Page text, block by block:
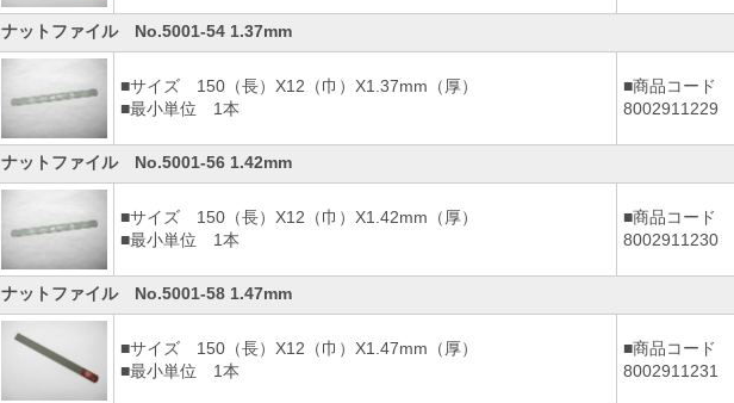
ナットファイル No.5001-54 1.37mm
■サイズ 150（長）X12（巾）X1.37mm（厚）
■最小単位 1本
■商品コード
8002911229
ナットファイル No.5001-56 1.42mm
■サイズ 150（長）X12（巾）X1.42mm（厚）
■最小単位 1本
■商品コード
8002911230
ナットファイル No.5001-58 1.47mm
■サイズ 150（長）X12（巾）X1.47mm（厚）
■最小単位 1本
■商品コード
8002911231